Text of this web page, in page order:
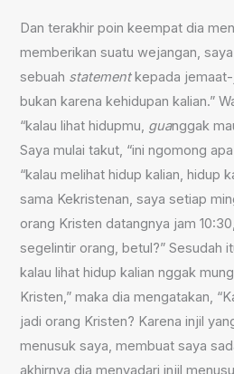
Dan terakhir poin keempat dia
memberikan suatu wejangan,
sebuah statementkepada jemaat-
bukan karena kehidupan kalian.”
“kalau lihat hidupmu, guanggak
Saya mulai takut, “ini ngomong apa
“kalau melihat hidup kalian, hidup
sama Kekristenan, saya setiap
orang Kristen datangnya jam
segelintir orang, betul?” Sesudah
kalau lihat hidup kalian nggak
Kristen,” maka dia mengatakan,
jadi orang Kristen? Karena injil
menusuk saya, membuat saya
akhirnya dia menyadari injil